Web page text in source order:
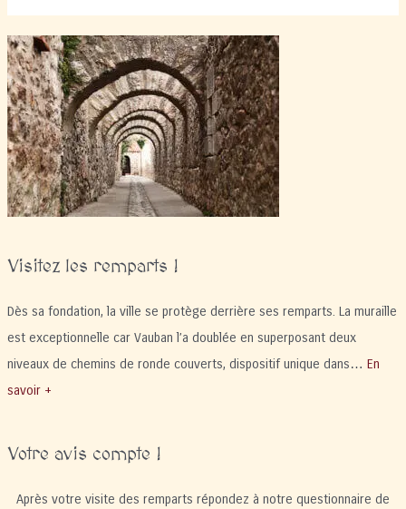
Visitez les remparts !
Dès sa fondation, la ville se protège derrière ses remparts. La muraille
est exceptionnelle car Vauban l’a doublée en superposant deux
niveaux de chemins de ronde couverts, dispositif unique dans… En
savoir +
Votre avis compte !
Après votre visite des remparts répondez à notre questionnaire de